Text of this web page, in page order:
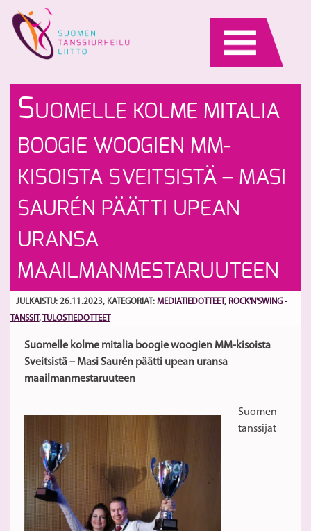
content
SUOMELLE KOLME MITALIA
BOOGIE WOOGIEN MM-
KISOISTA SVEITSISTÄ – MASI
SAURÉN PÄÄTTI UPEAN
URANSA
MAAILMANMESTARUUTEEN
JULKAISTU: 26.11.2023, KATEGORIAT: MEDIATIEDOTTEET , ROCK'N'SWING -
TANSSIT , TULOSTIEDOTTEET
Suomelle kolme mitalia boogie woogien MM-kisoista
Sveitsistä – MasiSaurén päätti upean uransa
maailmanmestaruuteen
Suomen
tanssijat